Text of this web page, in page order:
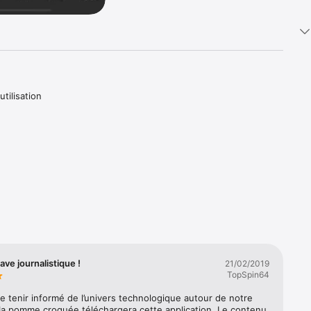
buzz.
mode journalistique !
21/02/2019
TopSpin64
tenir informé de l’univers technologique autour de notre